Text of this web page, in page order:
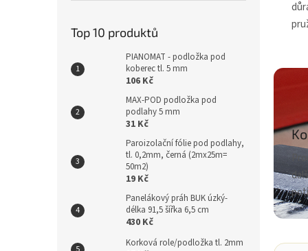
Top 10 produktů
PIANOMAT - podložka pod
koberec tl. 5 mm
106 Kč
MAX-POD podložka pod
podlahy 5 mm
31 Kč
Paroizolační fólie pod podlahy,
tl. 0,2mm, černá (2mx25m=
50m2)
19 Kč
Panelákový práh BUK úzký-
délka 91,5 šířka 6,5 cm
430 Kč
Korková role/podložka tl. 2mm